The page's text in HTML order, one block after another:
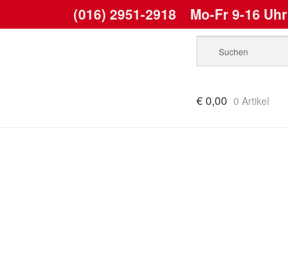
(016) 2951-2918Mo-Fr 9-16 Uhr
€0,00 0 Artikel